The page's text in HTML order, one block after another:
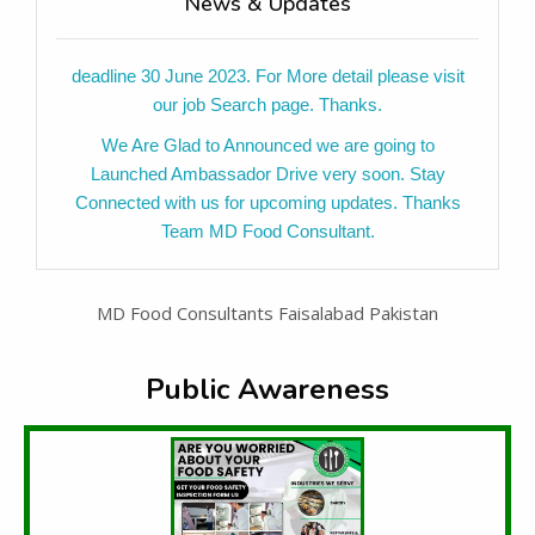
at careers@mdfoodconsultants.com. Application
deadline 30 June 2023. For More detail please visit
our job Search page. Thanks.
We Are Glad to Announced we are going to
Launched Ambassador Drive very soon. Stay
Connected with us for upcoming updates. Thanks
Team MD Food Consultant.
MD Food Consultants Offer 23 % Off on New Year
offer on our Consultancy and Food Inspection
MD Food Consultants Celebration it's 4th
Anniversary Today. 4 years journey successfully
completed. Foundation Day of MD food consultants
is 27 December 2018.
Md Food Consultants update Highlights in
MD Food Consultants Faisalabad Pakistan
Public Awareness